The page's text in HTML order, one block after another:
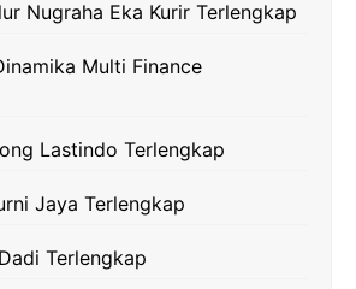
Nugraha Eka Kurir Terlengkap
Multi Finance
Lastindo Terlengkap
Jaya Terlengkap
Terlengkap